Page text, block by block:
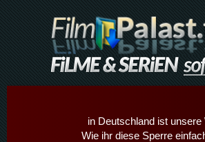
in Deutschland ist
Wie ihr diese Sperre